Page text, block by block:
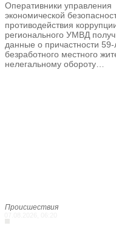
Оперативники управления
экономической
противодействия
регионального УМВД
данные о причастности 59-
безработного местного
нелегальному обороту…
Происшествия